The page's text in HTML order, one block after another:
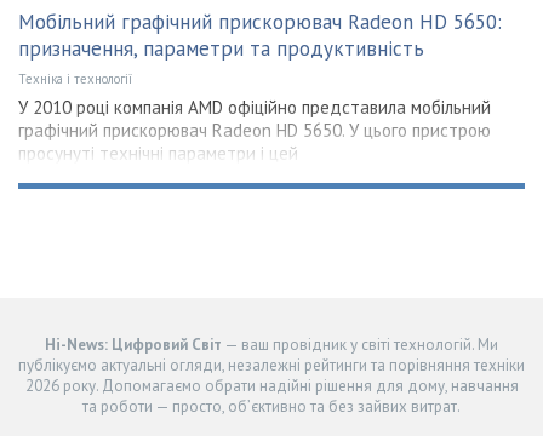
Мобільний графічний прискорювач Radeon HD 5650:
призначення, параметри та продуктивність
Техніка і технології
У 2010 році компанія AMD офіційно представила мобільний
графічний прискорювач Radeon HD 5650. У цього пристрою
просунуті технічні параметри і цей
Hi-News: Цифровий Світ — ваш провідник у світі технологій. Ми
публікуємо актуальні огляди, незалежні рейтинги та порівняння техніки
2026 року. Допомагаємо обрати надійні рішення для дому, навчання
та роботи — просто, об’єктивно та без зайвих витрат.